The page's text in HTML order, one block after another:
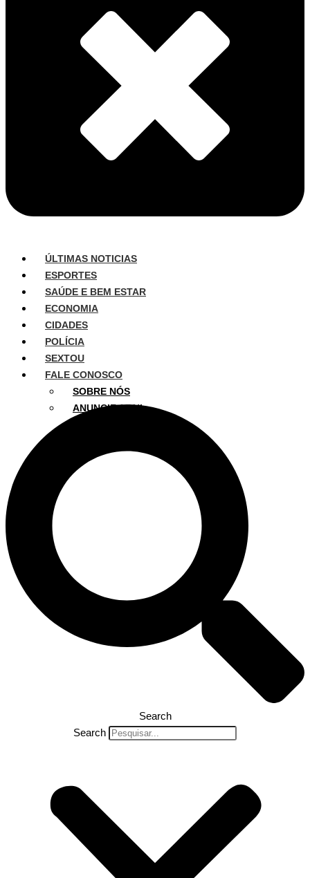
ÚLTIMAS NOTICIAS
ESPORTES
SAÚDE E BEM ESTAR
ECONOMIA
CIDADES
POLÍCIA
SEXTOU
FALE CONOSCO
SOBRE NÓS
ANUNCIE AQUI
Search
Search